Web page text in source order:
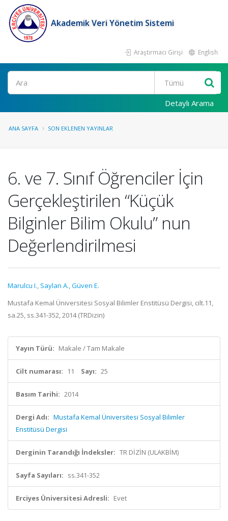
Akademik Veri Yönetim Sistemi
Araştırmacı Girişi English
Ara
Detaylı Arama
ANA SAYFA SON EKLENEN YAYINLAR
6. ve 7. Sınıf Öğrenciler İçin
Gerçekleştirilen “Küçük
Bilginler Bilim Okulu” nun
Değerlendirilmesi
Marulcu I., Saylan A.,Güven E.
Mustafa Kemal Üniversitesi Sosyal Bilimler Enstitüsü Dergisi, cilt.11,
sa.25, ss.341-352, 2014 (TRDizin)
Yayın Türü: Makale / Tam Makale
Cilt numarası: 11 Sayı: 25
Basım Tarihi: 2014
Dergi Adı: Mustafa Kemal Üniversitesi Sosyal Bilimler
Enstitüsü Dergisi
Derginin Tarandığı İndeksler: TR DİZİN (ULAKBİM)
Sayfa Sayıları: ss.341-352
Erciyes Üniversitesi Adresli: Evet